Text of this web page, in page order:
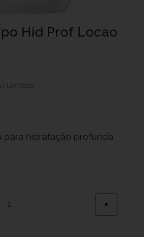
Hid Prof Locao
Limitada
hidratação profunda
+